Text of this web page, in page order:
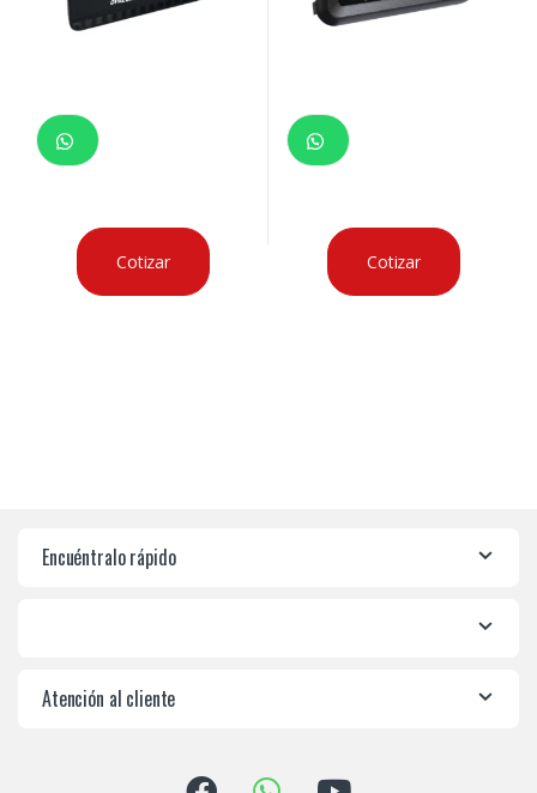
Cotizar Cotizar
Encuéntralo rápido
Atención al cliente